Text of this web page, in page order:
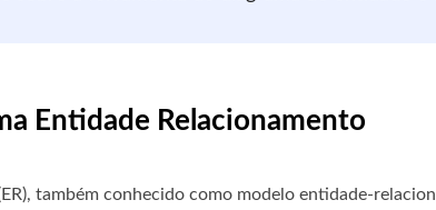
Entidade Relacionamento
também conhecido como modelo entidade-